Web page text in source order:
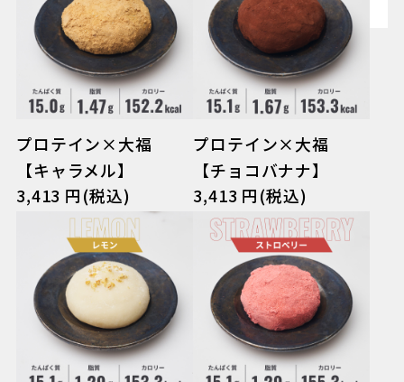
プロテイン×大福
【キャラメル】
3,413 円(税込)
プロテイン×大福
【チョコバナナ】
3,413 円(税込)